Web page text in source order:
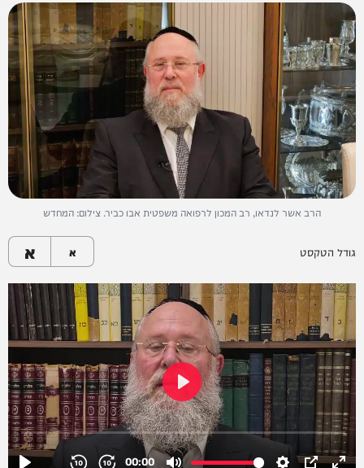
הרב אשר לנדאו, רב המכון לרפואה משפטית אבו כביר. צילום: המחדש
גודל הטקסט א א